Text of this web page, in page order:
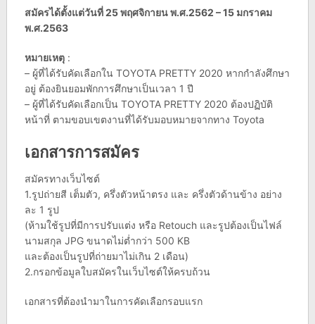
สมัครได้ตั้งแต่วันที่ 25 พฤศจิกายน พ.ศ.2562 – 15 มกราคม
พ.ศ.2563
หมายเหตุ:
– ผู้ที่ได้รับคัดเลือกใน TOYOTA PRETTY 2020 หากกำลังศึกษา
อยู่ ต้องยินยอมพักการศึกษาเป็นเวลา 1 ปี
– ผู้ที่ได้รับคัดเลือกเป็น TOYOTA PRETTY 2020 ต้องปฏิบัติ
หน้าที่ ตามขอบเขตงานที่ได้รับมอบหมายจากทาง Toyota
เอกสารการสมัคร
สมัครทางเว็บไซต์
1.รูปถ่ายสี เต็มตัว, ครึ่งตัวหน้าตรง และ ครึ่งตัวด้านข้าง อย่าง
ละ 1 รูป
(ห้ามใช้รูปที่มีการปรับแต่ง หรือ Retouch และรูปต้องเป็นไฟล์
นามสกุล JPG ขนาดไม่ต่ำกว่า 500 KB
และต้องเป็นรูปที่ถ่ายมาไม่เกิน 2 เดือน)
2.กรอกข้อมูลใบสมัครในเว็บไซต์ให้ครบถ้วน
เอกสารที่ต้องนำมาในการคัดเลือกรอบแรก